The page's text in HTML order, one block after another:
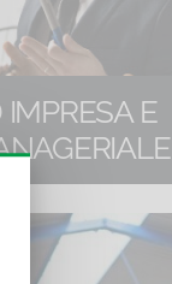
E
online